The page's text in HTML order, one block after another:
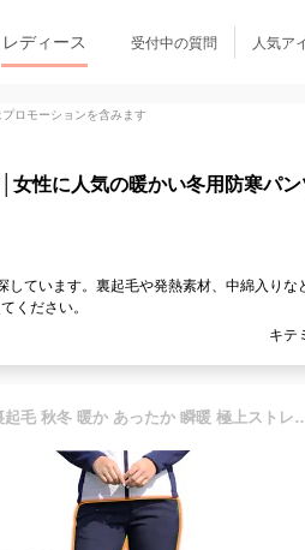
レディース 受付中の質問 人気ア
ロモーションを含みます
女性に人気の暖かい冬用防寒パ
ています。裏起毛や発熱素材、中綿入りな
ください。
キテ
レディース ゴルフパンツ 冬用 裏起毛 秋冬 暖か あったか 瞬暖 極上ストレッチ 防寒 保温 スリム ロングパンツ ボトム